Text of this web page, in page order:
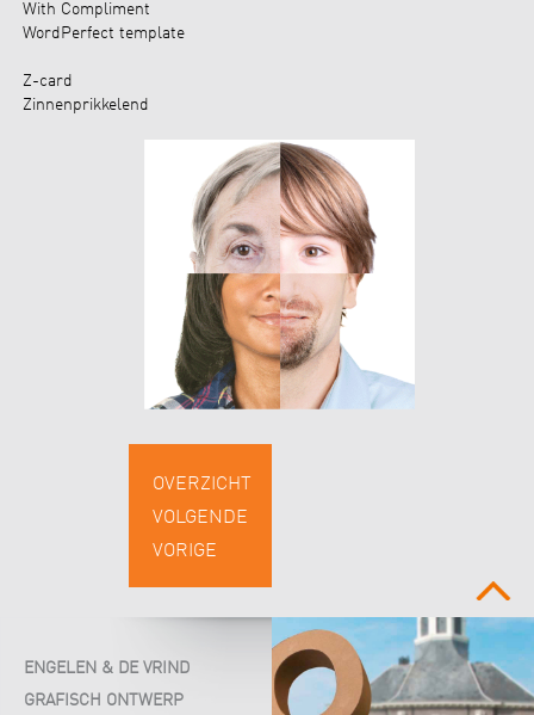
With Compliment
WordPerfect template
Z-card
Zinnenprikkelend
OVERZICHT
VOLGENDE
VORIGE
boven
ENGELEN & DE VRIND
GRAFISCH ONTWERP